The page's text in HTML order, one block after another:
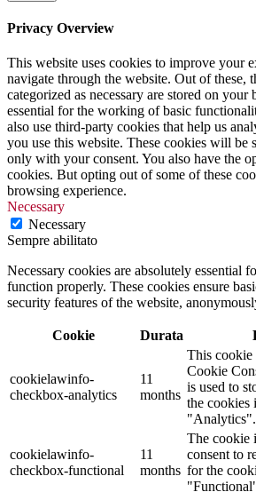
Privacy Overview
This website uses cookies to improve your
navigate through the website. Out of these,
categorized as necessary are stored on your
essential for the working of basic
also use third-party cookies that help us
you use this website. These cookies will be
only with your consent. You also have the
cookies. But opting out of some of these
browsing experience.
Necessary
Necessary
Sempre abilitato
Necessary cookies are absolutely essential
function properly. These cookies ensure
security features of the website,
Cookie Durata
cookielawinfo-
checkbox-analytics
11
months
This cookie
Cookie
is used to
the cookies
"Analytics".
cookielawinfo-
checkbox-functional
11
months
The cookie
consent to
for the